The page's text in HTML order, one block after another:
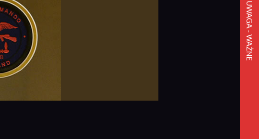
UWAGA - WAŻNE